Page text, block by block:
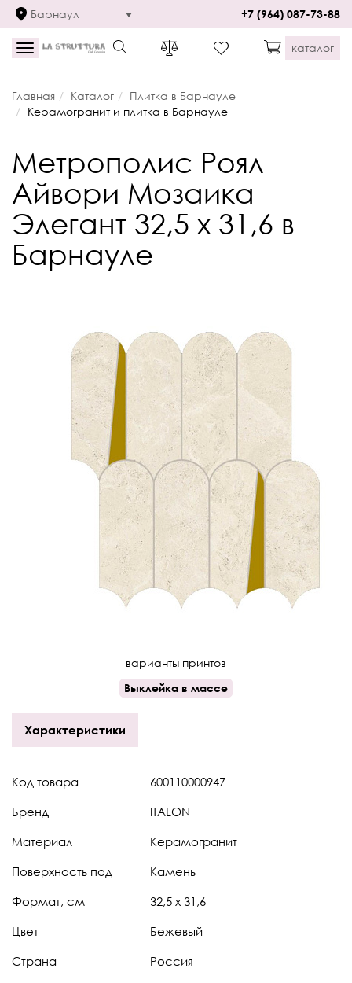
Барнаул +7 (964) 087-73-88
Toggle
navigation
каталог
Главная Каталог
Плитка в Барнауле
Керамогранит и плитка в Барнауле
Метрополис Роял
Айвори Мозаика
Элегант 32,5 х 31,6 в
Барнауле
варианты принтов
Выклейка в массе
Характеристики
Код товара 600110000947
Бренд ITALON
Материал Керамогранит
Поверхность под Камень
Формат, см 32,5 х 31,6
Цвет Бежевый
Страна Россия